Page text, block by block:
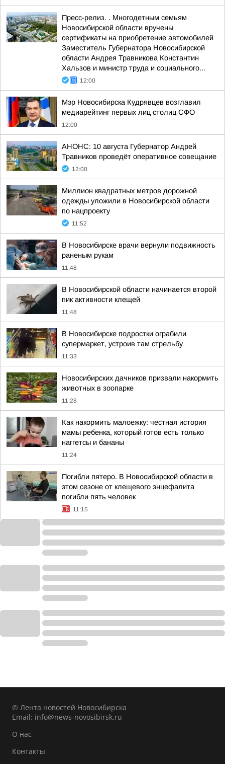
Пресс-релиз. . Многодетным семьям
Новосибирской области вручены
сертификаты на приобретение автомобилей
Заместитель Губернатора Новосибирской
области Андрея Травникова Константин
Хальзов и министр труда и социального...
12:00
Мэр Новосибирска Кудрявцев возглавил
медиарейтинг первых лиц столиц СФО
12:00
АНОНС: 10 августа Губернатор Андрей
Травников проведёт оперативное совещание
12:00
Миллион квадратных метров дорожной
одежды уложили в Новосибирской области
по нацпроекту
11:52
В Новосибирске врачи вернули подвижность
раненым рукам
11:48
В Новосибирской области начинается второй
пик активности клещей
11:48
В Новосибирске подростки ограбили
супермаркет, устроив там стрельбу
11:33
Новосибирских дачников призвали накормить
животных в зоопарке
11:28
Как накормить малоежку: честная история
мамы ребенка, который готов есть только
наггетсы и бананы
11:24
Погибли пятеро. В Новосибирской области в
этом сезоне от клещевого энцефалита
погибли пять человек
11:15
© Лента новостей Новосибирска
Email: info@news-novosibirsk.ru
О нас
Контакты